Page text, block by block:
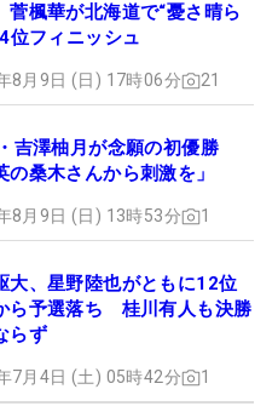
楓華が北海道で“憂さ晴ら
位フィニッシュ
8月9日 (日) 17時06分 21
吉澤柚月が念願の初優勝
の桑木さんから刺激を」
8月9日 (日) 13時53分 1
大、星野陸也がともに12位
ら予選落ち 桂川有人も決勝
らず
7月4日 (土) 05時42分 1